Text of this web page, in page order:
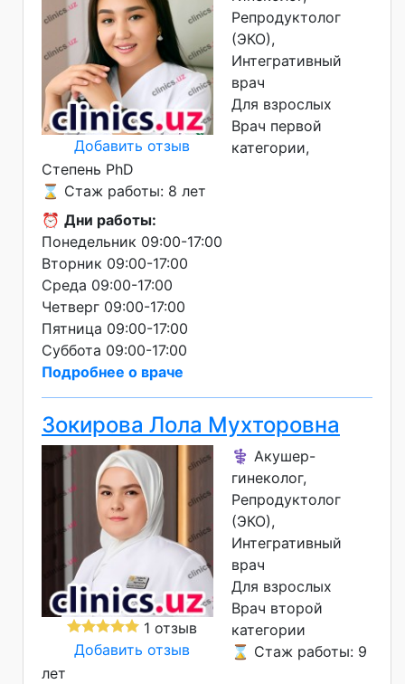
Добавить отзыв
Репродуктолог
(ЭКО),
Интегративный
врач
Для взрослых
Врач первой
категории
Степень PhD
⌛ Стаж работы: 8 лет
⏰ Дни работы:
Понедельник 09:00-17:00
Вторник 09:00-17:00
Среда 09:00-17:00
Четверг 09:00-17:00
Пятница 09:00-17:00
Суббота 09:00-17:00
Подробнее о враче
Зокирова Лола Мухторовна
1 отзыв
Добавить отзыв
⚕️ Акушер-
гинеколог,
Репродуктолог
(ЭКО),
Интегративный
врач
Для взрослых
Врач второй
категории
⌛ Стаж работы: 9
лет